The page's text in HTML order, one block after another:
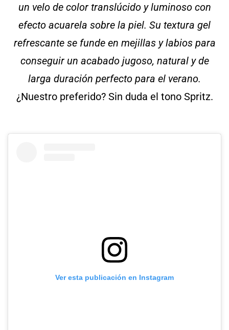
un velo de color translúcido y luminoso con
efecto acuarela sobre la piel. Su textura gel
refrescante se funde en mejillas y labios para
conseguir un acabado jugoso, natural y de
larga duración perfecto para el verano.
¿Nuestro preferido? Sin duda el tono Spritz.
Ver esta publicación en Instagram